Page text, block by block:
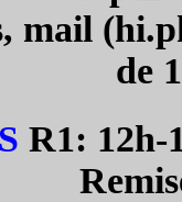
mail
de
R1: 12h-